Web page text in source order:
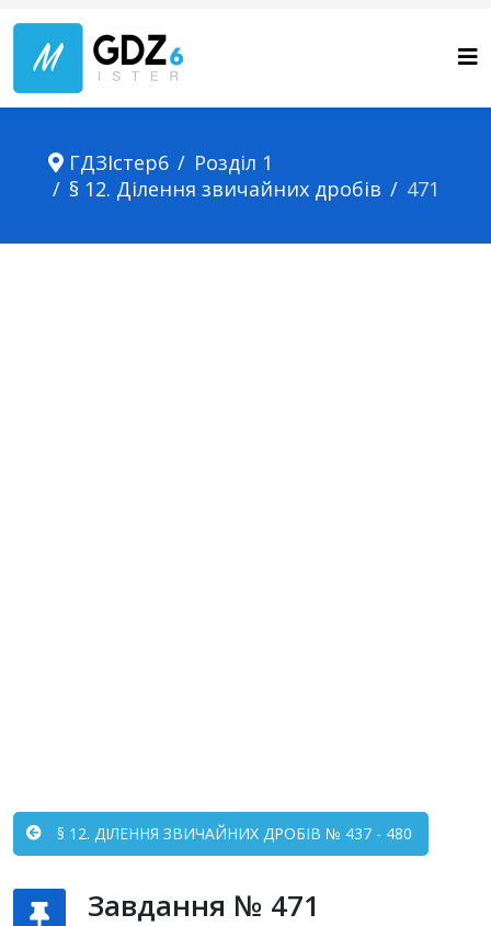
ГДЗІстер6
Розділ 1
§ 12. Ділення звичайних дробів
471
§ 12. ДІЛЕННЯ ЗВИЧАЙНИХ ДРОБІВ № 437 - 480
Завдання № 471